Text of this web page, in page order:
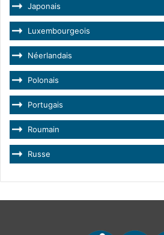
Japonais
Luxembourgeois
Néerlandais
Polonais
Portugais
Roumain
Russe